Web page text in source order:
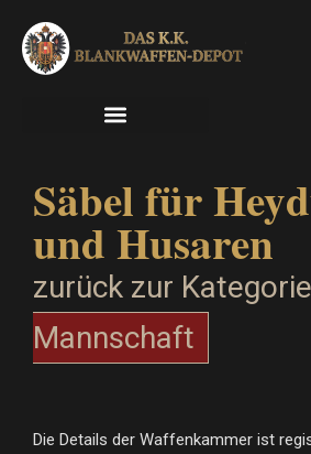
Zum
Säbel für
und Husaren
zurück zur
Mannschaft
Die Details der Waffenkammer ist